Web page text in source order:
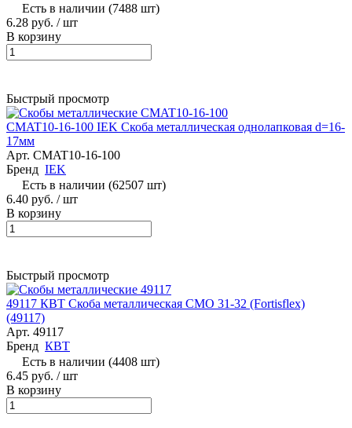
Есть в наличии (7488 шт)
6.28 руб. / шт
В корзину
Быстрый просмотр
CMAT10-16-100 IEK Скоба металлическая однолапковая d=16-
17мм
Арт. CMAT10-16-100
Бренд IEK
Есть в наличии (62507 шт)
6.40 руб. / шт
В корзину
Быстрый просмотр
49117 КВТ Скоба металлическая СМО 31-32 (Fortisflex)
(49117)
Арт. 49117
Бренд КВТ
Есть в наличии (4408 шт)
6.45 руб. / шт
В корзину